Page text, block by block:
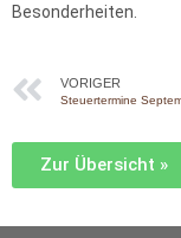
Besonderheiten.
VORIGER
Steuertermine
Zur Übersicht »